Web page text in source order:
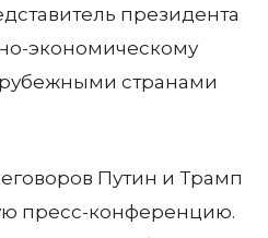
президента
экономическому
странами
Путин и Трамп
пресс-конференцию.